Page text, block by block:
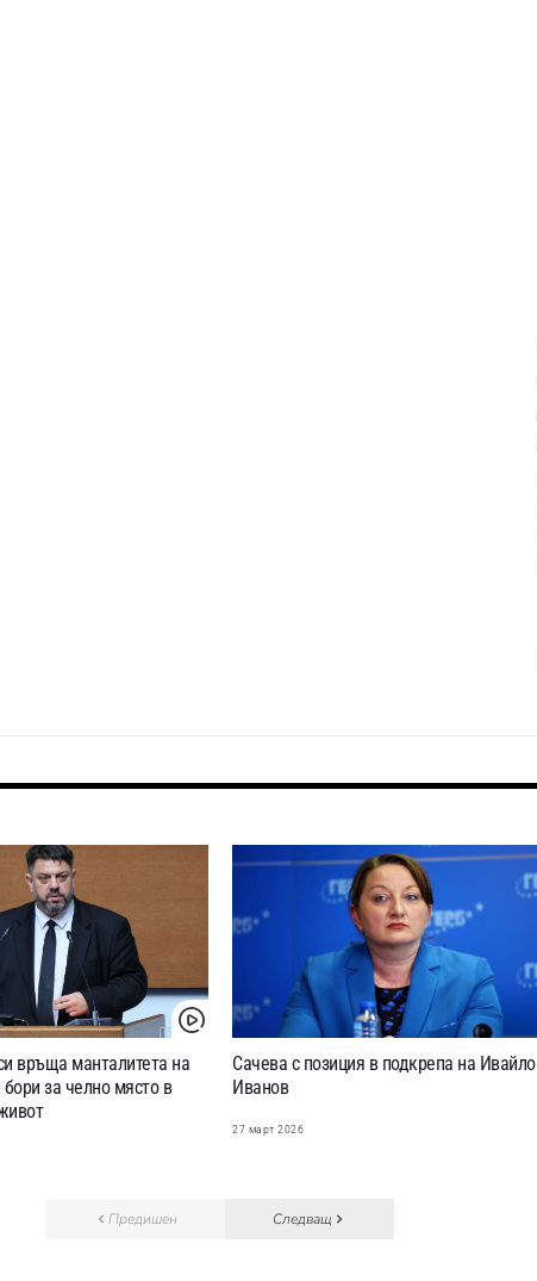
връща манталитета на
за челно място в
Сачева с позиция в подкрепа на Ивайло
Иванов
27 март 2026
Предишен Следващ